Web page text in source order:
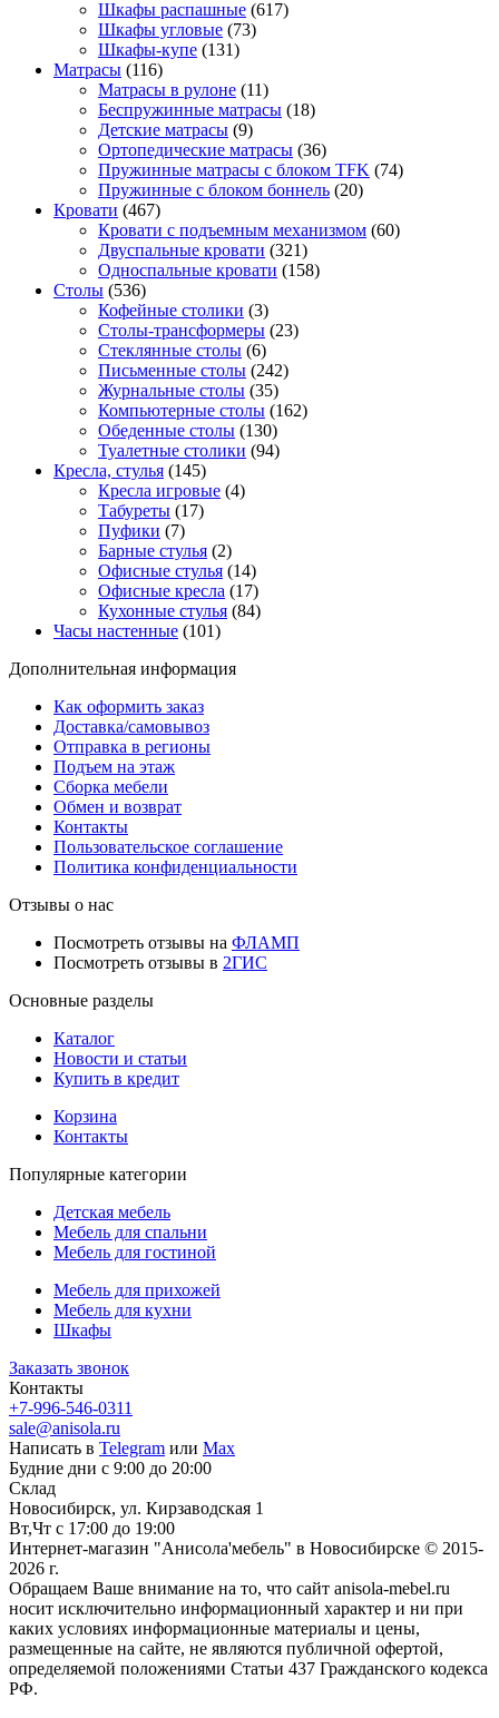
Шкафы распашные (617)
Шкафы угловые (73)
Шкафы-купе (131)
Матрасы (116)
Матрасы в рулоне (11)
Беспружинные матрасы (18)
Детские матрасы (9)
Ортопедические матрасы (36)
Пружинные матрасы с блоком TFK (74)
Пружинные с блоком боннель (20)
Кровати (467)
Кровати с подъемным механизмом (60)
Двуспальные кровати (321)
Односпальные кровати (158)
Столы (536)
Кофейные столики (3)
Столы-трансформеры (23)
Стеклянные столы (6)
Письменные столы (242)
Журнальные столы (35)
Компьютерные столы (162)
Обеденные столы (130)
Туалетные столики (94)
Кресла, стулья (145)
Кресла игровые (4)
Табуреты (17)
Пуфики (7)
Барные стулья (2)
Офисные стулья (14)
Офисные кресла (17)
Кухонные стулья (84)
Часы настенные (101)
Дополнительная информация
Как оформить заказ
Доставка/самовывоз
Отправка в регионы
Подъем на этаж
Сборка мебели
Обмен и возврат
Контакты
Пользовательское соглашение
Политика конфиденциальности
Отзывы о нас
Посмотреть отзывы на ФЛАМП
Посмотреть отзывы в 2ГИС
Основные разделы
Каталог
Новости и статьи
Купить в кредит
Корзина
Контакты
Популярные категории
Детская мебель
Мебель для спальни
Мебель для гостиной
Мебель для прихожей
Мебель для кухни
Шкафы
Заказать звонок
Контакты
+7-996-546-0311
sale@anisola.ru
Написать в Telegram или Max
Будние дни с 9:00 до 20:00
Склад
Новосибирск, ул. Кирзаводская 1
Вт,Чт с 17:00 до 19:00
Интернет-магазин "Анисола'мебель" в Новосибирске © 2015-
2026 г.
Обращаем Ваше внимание на то, что сайт anisola-mebel.ru
носит исключительно информационный характер и ни при
каких условиях информационные материалы и цены,
размещенные на сайте, не являются публичной офертой,
определяемой положениями Статьи 437 Гражданского кодекса
РФ.